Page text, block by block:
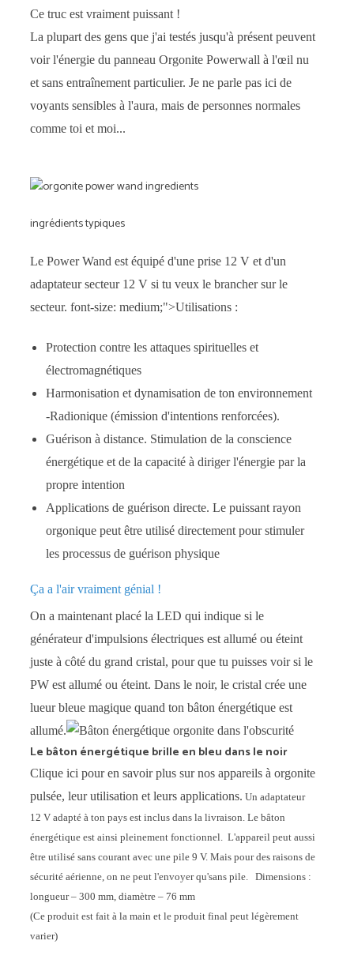
Ce truc est vraiment puissant !
La plupart des gens que j'ai testés jusqu'à présent peuvent
voir l'énergie du panneau Orgonite Powerwall à l'œil nu
et sans entraînement particulier. Je ne parle pas ici de
voyants sensibles à l'aura, mais de personnes normales
comme toi et moi...
ingrédients typiques
Le Power Wand est équipé d'une prise 12 V et d'un
adaptateur secteur 12 V si tu veux le brancher sur le
secteur. font-size: medium;">Utilisations :
Protection contre les attaques spirituelles et
électromagnétiques
Harmonisation et dynamisation de ton environnement
-Radionique (émission d'intentions renforcées).
Guérison à distance. Stimulation de la conscience
énergétique et de la capacité à diriger l'énergie par la
propre intention
Applications de guérison directe. Le puissant rayon
orgonique peut être utilisé directement pour stimuler
les processus de guérison physique
Ça a l'air vraiment génial !
On a maintenant placé la LED qui indique si le
générateur d'impulsions électriques est allumé ou éteint
juste à côté du grand cristal, pour que tu puisses voir si le
PW est allumé ou éteint. Dans le noir, le cristal crée une
lueur bleue magique quand ton bâton énergétique est
allumé.
Le bâton énergétique brille en bleu dans le noir
Clique ici pour en savoir plus sur nos appareils à orgonite
pulsée, leur utilisation et leurs applications. Un adaptateur
12 V adapté à ton pays est inclus dans la livraison. Le bâton
énergétique est ainsi pleinement fonctionnel.
L'appareil peut aussi
être utilisé sans courant avec une pile 9 V. Mais pour des raisons de
sécurité aérienne, on ne peut l'envoyer qu'sans pile.
Dimensions :
longueur – 300 mm, diamètre – 76 mm
(Ce produit est fait à la main et le produit final peut légèrement
varier)